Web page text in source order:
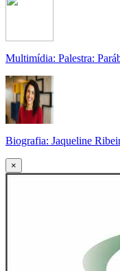
Multimídia: Palestra:
Biografia: Jaqueline
×